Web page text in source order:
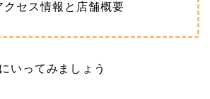
クセス情報と店舗概要
いってみましょう